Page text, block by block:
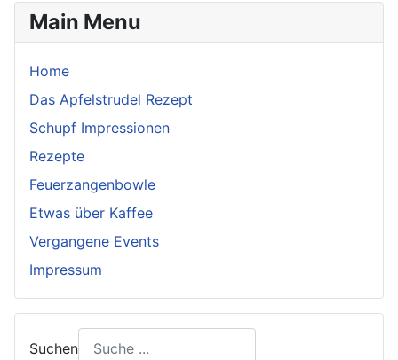
Main Menu
Home
Das Apfelstrudel Rezept
Schupf Impressionen
Rezepte
Feuerzangenbowle
Etwas über Kaffee
Vergangene Events
Impressum
Suchen